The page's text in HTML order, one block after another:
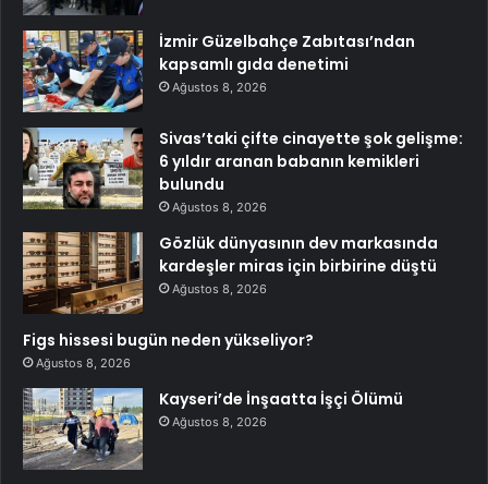
İzmir Güzelbahçe Zabıtası’ndan
kapsamlı gıda denetimi
Ağustos 8, 2026
Sivas’taki çifte cinayette şok gelişme:
6 yıldır aranan babanın kemikleri
bulundu
Ağustos 8, 2026
Gözlük dünyasının dev markasında
kardeşler miras için birbirine düştü
Ağustos 8, 2026
Figs hissesi bugün neden yükseliyor?
Ağustos 8, 2026
Kayseri’de İnşaatta İşçi Ölümü
Ağustos 8, 2026